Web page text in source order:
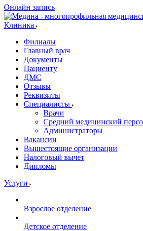
Онлайн запись
Клиника
Филиалы
Главный врач
Документы
Пациенту
ДМС
Отзывы
Реквизиты
Специалисты
Врачи
Средний медицинский
Администраторы
Вакансии
Вышестоящие организации
Налоговый вычет
Дипломы
Услуги
Взрослое отделение
Детское отделение